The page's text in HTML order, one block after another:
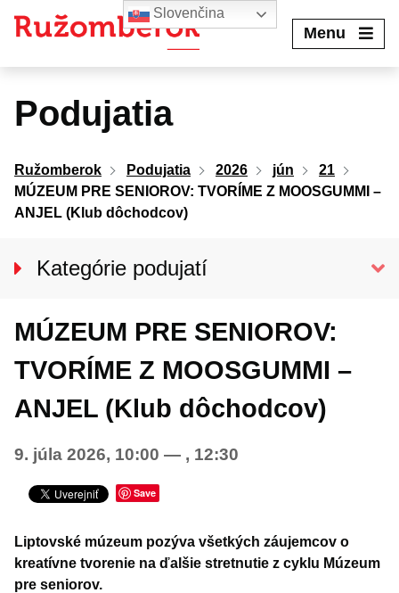
Menu
Podujatia
Ružomberok Podujatia 2026 jún
21
MÚZEUM PRE SENIOROV: TVORÍME Z MOOSGUMMI –
ANJEL (Klub dôchodcov)
Kategórie podujatí
Kino Kultúra
Divadlo
Turistika
Výstavy a vernisáže
MÚZEUM PRE SENIOROV:
TVORÍME Z MOOSGUMMI –
ANJEL (Klub dôchodcov)
9. júla 2026, 10:00 — , 12:30
Save
Liptovské múzeum pozýva všetkých záujemcov o
kreatívne tvorenie na ďalšie stretnutie z cyklu Múzeum
pre seniorov.
Slovenčina